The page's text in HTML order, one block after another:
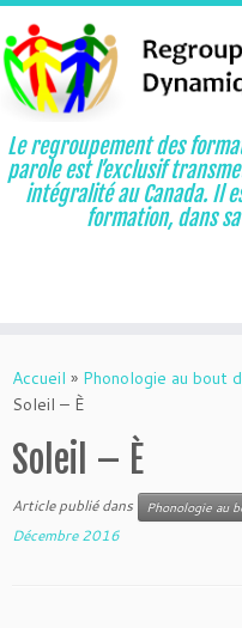
au
contenu
Le regroupement des
parole est l’exclusif
intégralité au Canada. Il
formation, dans
Accueil » Phonologie au bout
Soleil – È
Soleil – È
Article publié dans Phonologie au
Décembre 2016